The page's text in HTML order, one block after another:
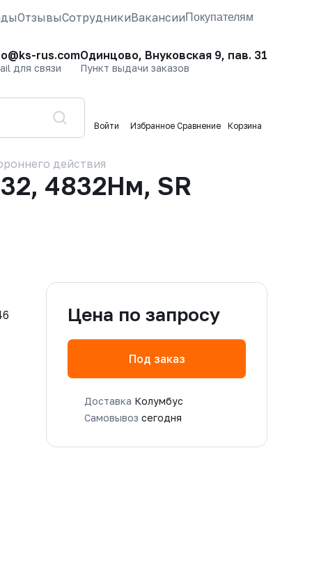
ОтзывыСотрудникиВакансииПокупателям
rus.com
для связи
Одинцово, Внуковская 9, пав. 31
Пункт выдачи заказов
Войти Избранное Сравнение Корзина
действия
4832Нм, SR
Цена по запросу
Под заказ
Доставка Колумбус
Самовывоз сегодня